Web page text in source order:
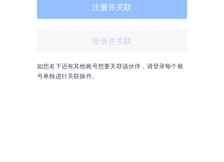
注册并关联
登录并关联
如您名下还有其他账号想要关联该伙伴，请登录每个账
号单独进行关联操作。